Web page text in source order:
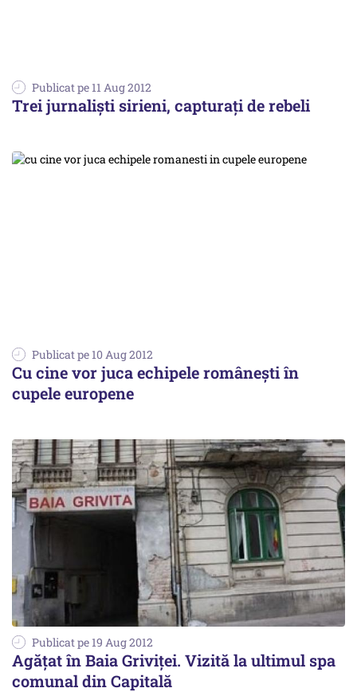
Publicat pe 11 Aug 2012
Trei jurnaliști sirieni, capturați de rebeli
Publicat pe 10 Aug 2012
Cu cine vor juca echipele românești în
cupele europene
Publicat pe 19 Aug 2012
Agățat în Baia Griviței. Vizită la ultimul spa
comunal din Capitală